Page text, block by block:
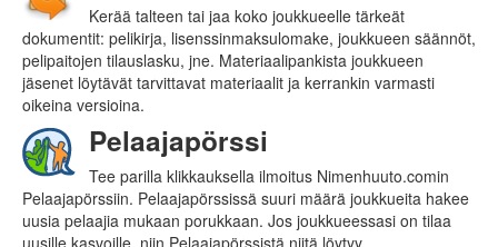
Kerää talteen tai jaa koko joukkueelle tärkeät
dokumentit: pelikirja, lisenssinmaksulomake, joukkueen säännöt,
pelipaitojen tilauslasku, jne. Materiaalipankista joukkueen
jäsenet löytävät tarvittavat materiaalit ja kerrankin varmasti
oikeina versioina.
Pelaajapörssi
Tee parilla klikkauksella ilmoitus Nimenhuuto.comin
Pelaajapörssiin. Pelaajapörssissä suuri määrä joukkueita hakee
uusia pelaajia mukaan porukkaan. Jos joukkueessasi on tilaa